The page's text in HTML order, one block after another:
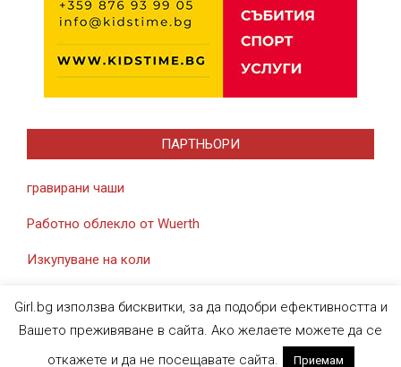
ПАРТНЬОРИ
гравирани чаши
Работно облекло от Wuerth
Изкупуване на коли
Designed usingMagazine News Byte. Powered byWordPress
Girl.bg използва бисквитки, за да подобри ефективността и
Вашето преживяване в сайта. Ако желаете можете да се
откажете и да не посещавате сайта.
Приемам